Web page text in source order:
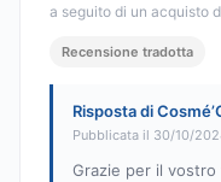
a seguito di un acquisto
Recensione tradotta
Risposta di
Pubblicata il 30/10/
Grazie per il